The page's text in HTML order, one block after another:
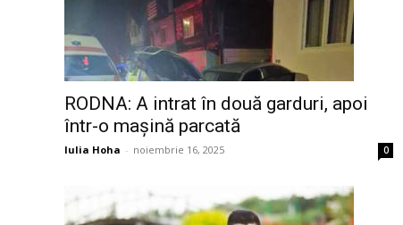
RODNA: A intrat în două garduri, apoi
într-o mașină parcată
Iulia Hoha - noiembrie 16, 2025 0